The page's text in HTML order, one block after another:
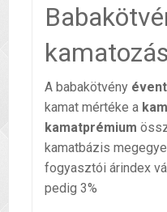
A babakötvény
kamat mértéke a
kamatprémium
kamatbázis
fogyasztói árindex
pedig 3%